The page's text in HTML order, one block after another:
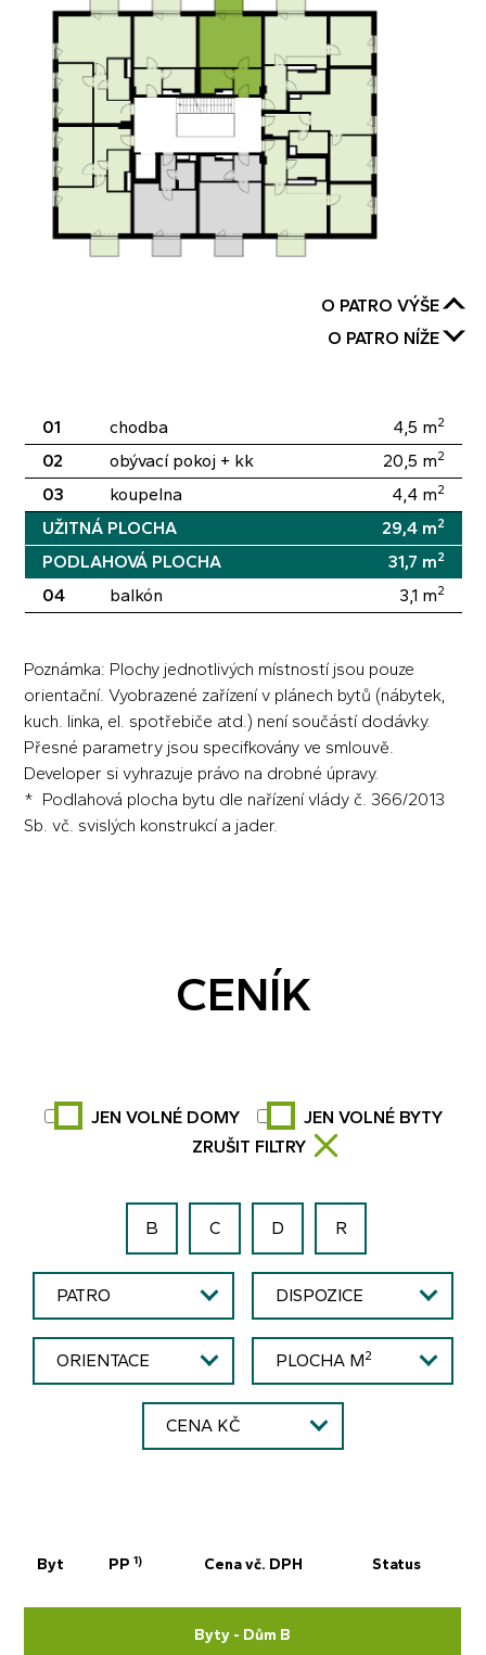
O PATRO VÝŠE
O PATRO NÍŽE
01 chodba 4,5 m2
02 obývací pokoj + kk 20,5 m2
03 koupelna 4,4 m2
UŽITNÁ PLOCHA 29,4 m2
PODLAHOVÁ PLOCHA 31,7 m2
04 balkón 3,1 m2
Poznámka: Plochy jednotlivých místností jsou pouze
orientační. Vyobrazené zařízení v plánech bytů (nábytek,
kuch. linka, el. spotřebiče atd.) není součástí dodávky.
Přesné parametry jsou specifkovány ve smlouvě.
Developer si vyhrazuje právo na drobné úpravy.
* Podlahová plocha bytu dle nařízení vlády č. 366/2013
Sb. vč. svislých konstrukcí a jader.
CENÍK
JEN VOLNÉ DOMY
JEN VOLNÉ BYTY
ZRUŠIT FILTRY
PATRO DISPOZICE
ORIENTACE PLOCHA M2
CENA KČ
Byt PP1) Cena vč. DPH Status
Byty - Dům B